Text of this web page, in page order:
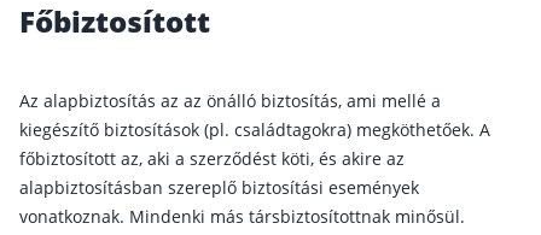
Önkéntes nyugdíjpénztár
Nyugdíj előtakarékossági számla (NYESZ)
Nyugdíj tanácsadás 🪙
Nyugdíj megtakarítás – Így válassz
Főbiztosított
Az alapbiztosítás az az önálló biztosítás, ami mellé a
kiegészítő biztosítások (pl. családtagokra) megköthetőek. A
főbiztosított az, aki a szerződést köti, és akire az
alapbiztosításban szereplő biztosítási események
vonatkoznak. Mindenki más társbiztosítottnak minősül.